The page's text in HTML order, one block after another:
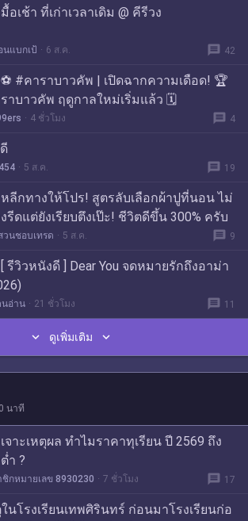
มื้อเช้า ที่เก่าเวลาเดิม @ คีรีวง
นแบกเป้ 6 ส.ค. message 42
⚽ #คาราบาวคัพ | เปิดฉากความเดือด! 🏆
าบาวคัพ ฤดูกาลใหม่เริ่มแล้ว 🗓️
4 ชั่วโมง message 4
5 ส.ค. message 19
หลีกทางให้โปร! สูตรลับเลือกผ้าปูที่นอน ไม่
รีดแต่ยังเรียบตึงเป๊ะ! ชีวิตดีขึ้น 300% ครับ
วนชอบเทรด 5 ส.ค. message 9
[ รีวิวหนังดี ] Dear You จดหมายรักถึงอาม่า
นอ่าน 21 ชั่วโมง message 11
 ดูเพิ่มเติม 
นาที
เจาะเหตุผล ทำไมราคาทุเรียน ปี 2569 ถึง
ำ ?
ชิกหมายเลข 8930230 7 ชั่วโมง message 17
นโรงเรียนเทพศิรินทร์ ก่อนมาโรงเรียนก่อ